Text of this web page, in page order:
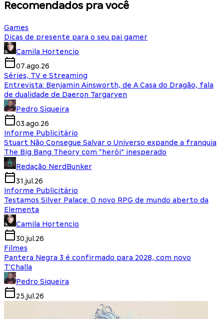
Recomendados pra você
Games
Dicas de presente para o seu pai gamer
Camila Hortencio
07.ago.26
Séries, TV e Streaming
Entrevista: Benjamin Ainsworth, de A Casa do Dragão, fala
de dualidade de Daeron Targaryen
Pedro Siqueira
03.ago.26
Informe Publicitário
Stuart Não Consegue Salvar o Universo expande a franquia
The Big Bang Theory com “herói” inesperado
Redação NerdBunker
31.jul.26
Informe Publicitário
Testamos Silver Palace: O novo RPG de mundo aberto da
Elementa
Camila Hortencio
30.jul.26
Filmes
Pantera Negra 3 é confirmado para 2028, com novo
T'Challa
Pedro Siqueira
25.jul.26